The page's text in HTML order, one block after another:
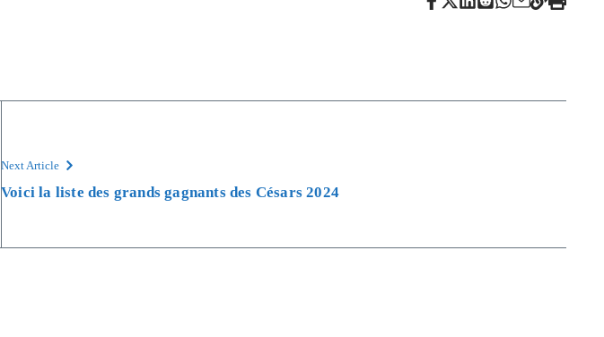
Next Article
Voici la liste des grands gagnants des Césars 2024